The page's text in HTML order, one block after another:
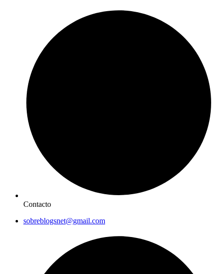
Contacto
sobreblogsnet@gmail.com